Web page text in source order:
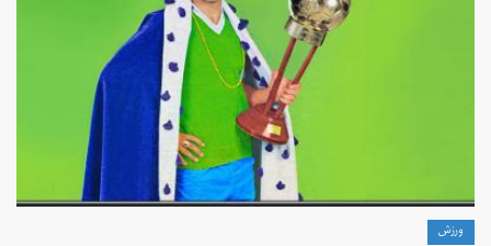
ورزش